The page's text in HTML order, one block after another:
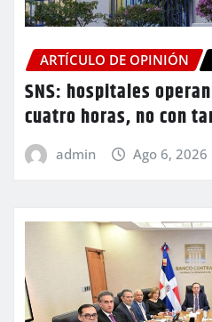
ARTÍCULO DE OPINIÓN
SNS: hospitales
cuatro horas, no con
admin Ago 6, 2026